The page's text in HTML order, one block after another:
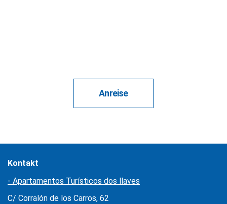
Anreise
Kontakt
- Apartamentos Turísticos dos llaves
C/ Corralón de los Carros, 62